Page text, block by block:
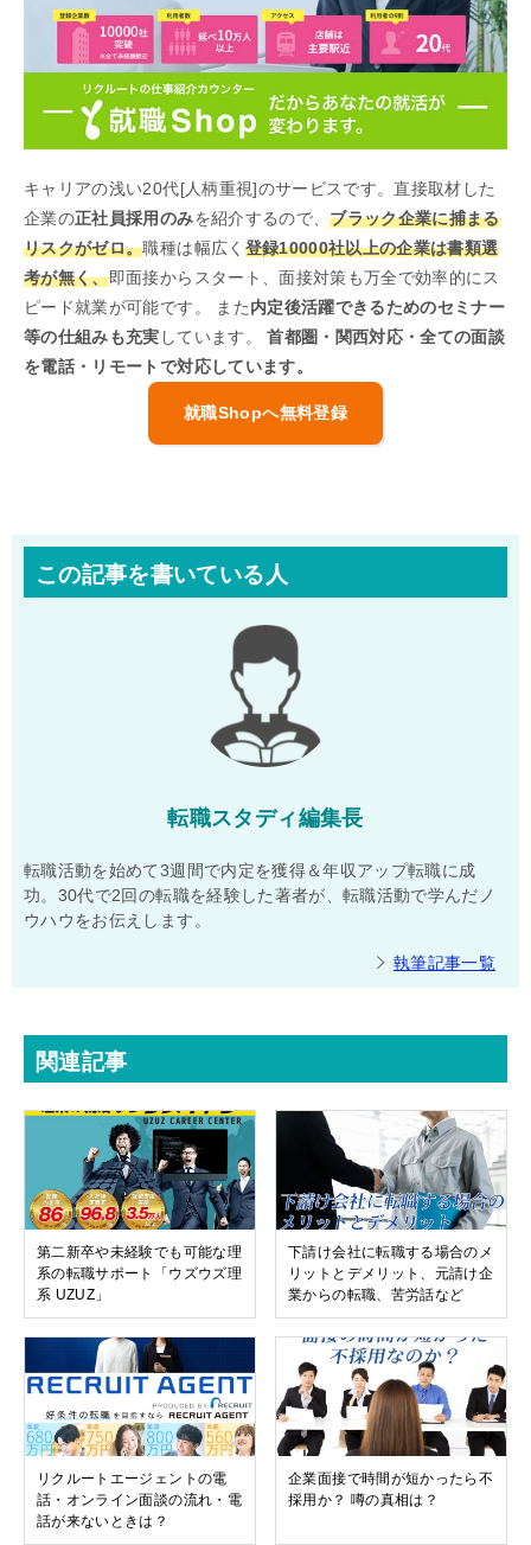
キャリアの浅い20代[人柄重視]のサービスです。直接取材した
企業の正社員採用のみを紹介するので、ブラック企業に捕まる
リスクがゼロ。職種は幅広く 登録10000社以上の企業は書類選
考が無く、即面接からスタート、面接対策も万全で効率的にス
ピード就業が可能です。 また内定後活躍できるためのセミナー
等の仕組みも充実 しています。首都圏・関西対応・全ての面談
を電話・リモートで対応しています。
就職Shopへ無料登録
この記事を書いている人
転職スタディ編集長
転職活動を始めて3週間で内定を獲得＆年収アップ転職に成
功。30代で2回の転職を経験した著者が、転職活動で学んだノ
ウハウをお伝えします。
執筆記事一覧
関連記事
第二新卒や未経験でも可能な理
系の転職サポート「ウズウズ理
系 UZUZ」
下請け会社に転職する場合のメ
リットとデメリット、元請け企
業からの転職、苦労話など
リクルートエージェントの電
話・オンライン面談の流れ・電
話が来ないときは？
企業面接で時間が短かったら不
採用か？ 噂の真相は？